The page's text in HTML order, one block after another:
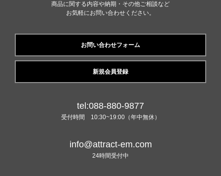
商品に関する内容や納期・その他ご相談など
お気軽にお問い合わせください。
お問い合わせフォーム
新規会員登録
tel:088-880-9877
受付時間 10:30~19:00（年中無休）
info@attract-em.com
24時間受付中